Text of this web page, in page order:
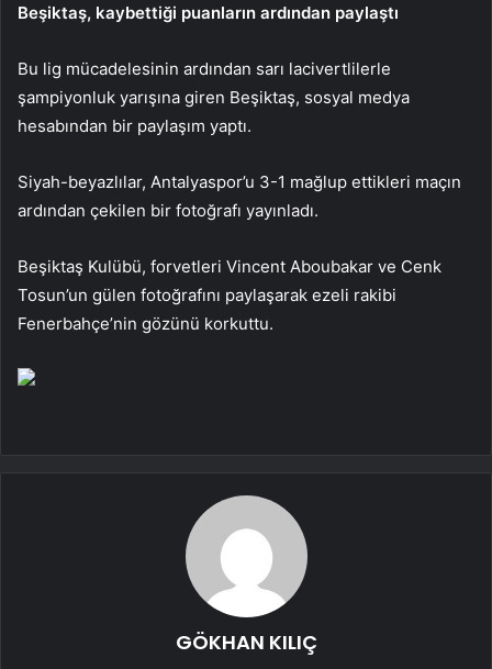
Beşiktaş, kaybettiği puanların ardından paylaştı
Bu lig mücadelesinin ardından sarı lacivertlilerle
şampiyonluk yarışına giren Beşiktaş, sosyal medya
hesabından bir paylaşım yaptı.
Siyah-beyazlılar, Antalyaspor’u 3-1 mağlup ettikleri maçın
ardından çekilen bir fotoğrafı yayınladı.
Beşiktaş Kulübü, forvetleri Vincent Aboubakar ve Cenk
Tosun’un gülen fotoğrafını paylaşarak ezeli rakibi
Fenerbahçe’nin gözünü korkuttu.
GÖKHAN KILIÇ